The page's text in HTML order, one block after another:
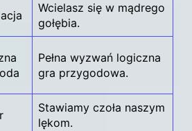
Wcielasz się w mądrego
gołębia.
Pełna wyzwań logiczna
gra przygodowa.
Stawiamy czoła naszym
lękom.